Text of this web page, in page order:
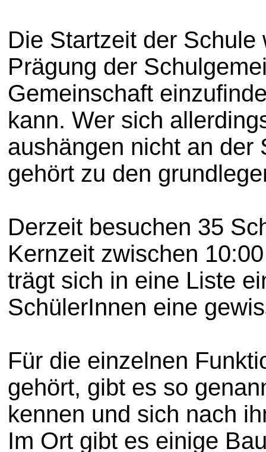
Die Startzeit der
Prägung der
Gemeinschaft
kann. Wer sich
aushängen nicht an der
gehört zu den
Derzeit besuchen 35
Kernzeit zwischen
trägt sich in eine Liste
SchülerInnen eine
Für die einzelnen
gehört, gibt es so
kennen und sich nach
Im Ort gibt es einige